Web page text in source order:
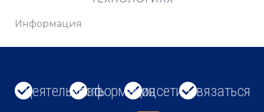
Информация
ДеятельностьИнформацияСоцсети Связаться